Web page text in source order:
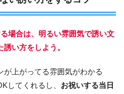
場合は、明るい雰囲気で誘い文
い方をしよう。
が上がってる雰囲気がわかる
してくれるし、 お祝いする当日